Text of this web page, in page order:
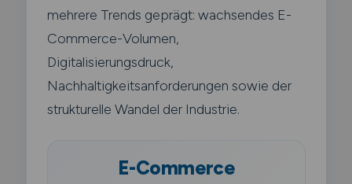
mehrere Trends geprägt: wachsendes E-
Commerce-Volumen,
Digitalisierungsdruck,
Nachhaltigkeitsanforderungen sowie der
strukturelle Wandel der Industrie.
E-Commerce